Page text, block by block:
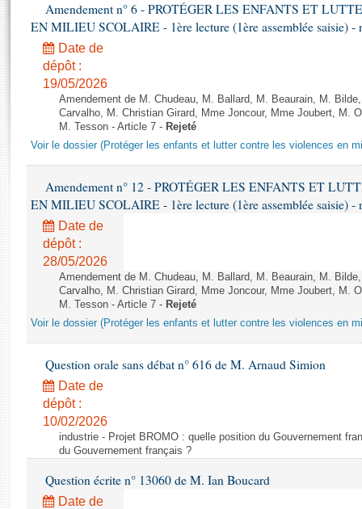
Projets de loi
Propositions de loi
Amendements
Textes adoptés
Rapports d'information
Dossiers législatifs
Budget et sécurité sociale
Questions écrites et orales
Comptes rendus des débats
Juniors
Anciennes législatures
Liens vers les sites publics
Contacts et plan d'accès
Photos libres de droit
Amendement n° 6 - PROTÉGER LES ENFANTS ET
EN MILIEU SCOLAIRE - 1ère lecture (1ère assemblée saisie) -
Date de
dépôt :
19/05/2026
Amendement de M. Chudeau, M. Ballard, M. Beaurain, M.
Carvalho, M. Christian Girard, Mme Joncour, Mme Joubert, M.
M. Tesson - Article 7 - Rejeté
Voir le dossier (Protéger les enfants et lutter contre les violences en
Amendement n° 12 - PROTÉGER LES ENFANTS ET
EN MILIEU SCOLAIRE - 1ère lecture (1ère assemblée saisie) -
Date de
dépôt :
28/05/2026
Amendement de M. Chudeau, M. Ballard, M. Beaurain, M.
Carvalho, M. Christian Girard, Mme Joncour, Mme Joubert, M.
M. Tesson - Article 7 - Rejeté
Voir le dossier (Protéger les enfants et lutter contre les violences en
Question orale sans débat n° 616 de M. Arnaud Simion
Date de
dépôt :
10/02/2026
industrie - Projet BROMO : quelle position du Gouvernement
du Gouvernement français ?
Question écrite n° 13060 de M. Ian Boucard
Date de